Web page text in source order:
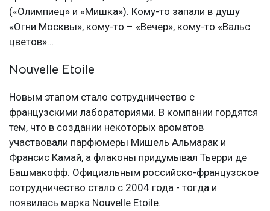
(«Олимпиец» и «Мишка»). Кому-то запали в душу
«Огни Москвы», кому-то – «Вечер», кому-то «Вальс
цветов»…
Nouvelle Etoile
Новым этапом стало сотрудничество с
французскими лабораториями. В компании гордятся
тем, что в создании некоторых ароматов
участвовали парфюмеры Мишель Альмарак и
Франсис Камай, а флаконы придумывал Тьерри де
Башмакофф. Официальным российско-французское
сотрудничество стало с 2004 года - тогда и
появилась марка Nouvelle Etoile.